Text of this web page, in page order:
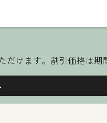
けます。割引価格は期